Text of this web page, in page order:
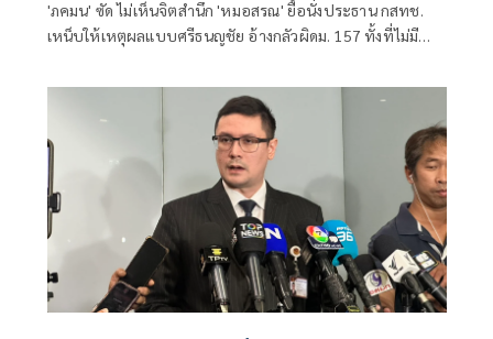
'ภคมน' ซัด ไม่เห็นจิตสำนึก 'หมอสรณ' ยื้อนั่งประธาน กสทช.
เหน็บให้เหตุผลแบบศรีธนญชัย อ้างกลัวผิดม. 157 ทั้งที่ไม่มี
ตำแหน่งได้แล้ว